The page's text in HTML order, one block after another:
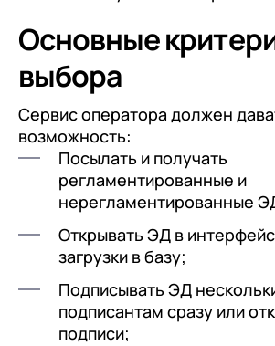
Основные
выбора
Сервис оператора должен
возможность:
Посылать и получать
регламентированные и
нерегламентированные
Открывать ЭД в
загрузки в базу;
Подписывать ЭД
подписантам сразу или
подписи;